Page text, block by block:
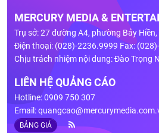
MERCURY MEDIA &
Trụ sở: 27 đường A4, phường Bảy
Điện thoại: (028)-2236.9999 Fax:
Chịu trách nhiệm nội dung: Đào Trọng
LIÊN HỆ QUẢNG CÁO
Hotline: 0909 750 307
Email:
BẢNG GIÁ